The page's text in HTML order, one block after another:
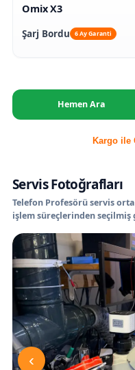
Omix X3
Şarj Bordu 6 Ay Garanti
Hemen Ara
Kargo ile
Servis Fotoğrafları
Telefon Profesörü servis
işlem süreçlerinden seçilmiş
‹